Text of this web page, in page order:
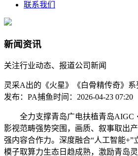
联系我们
新闻资讯
关注行业动态、报道公司新闻
灵采A出的《火星》《白骨精传奇》系
发布：PA捕鱼时间：2026-04-23 07:20
全力支撑青岛广电扶植青岛AIGC
影视范畴强势突围，画质、叙事取出
强内容合作力。深度融合“人工智能+”
模子取算力生态日趋成熟，激励青岛